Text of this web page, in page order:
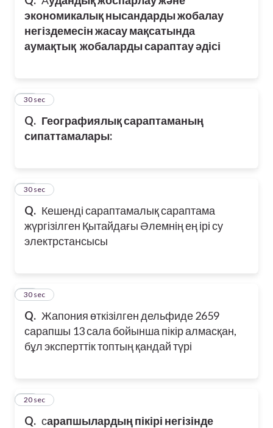
экономикалық нысандарды жобалау
негіздемесін жасау мақсатында
аумақтық жобаларды сараптау әдісі
Q. Географиялық сараптаманың
сипаттамалары:
30
30 sec
Q. Кешенді сараптамалық сараптама
жүргізілген Қытайдағы Әлемнің ең ірі су
электрстансысы
31
30 sec
Q. Жапония өткізілген дельфиде 2659
сарапшы 13 сала бойынша пікір алмасқан,
бұл эксперттік топтың қандай түрі
32
30 sec
Q. сарапшылардың пікірі негізінде
33
20 sec